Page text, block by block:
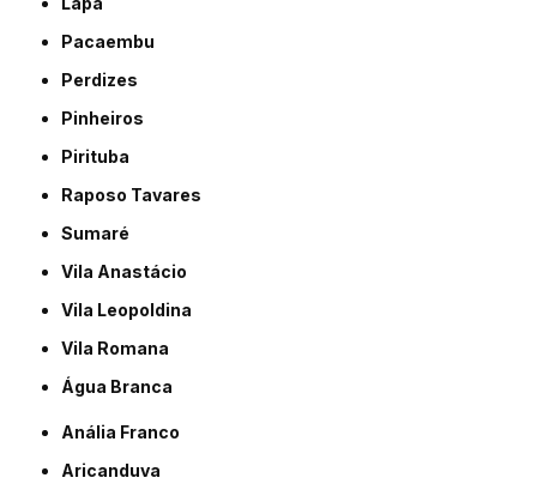
Pacaembu
Perdizes
Pinheiros
Pirituba
Raposo Tavares
Sumaré
Vila Anastácio
Vila Leopoldina
Vila Romana
Água Branca
Anália Franco
Aricanduva